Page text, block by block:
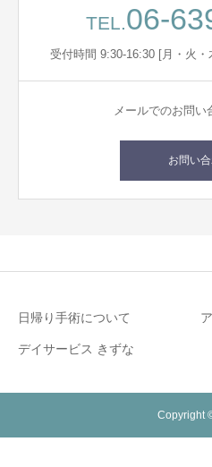
TEL.06-
受付時間 9:30-16:30 [月・火
メールでのお問い
お問い
日帰り手術について
デイサービス きずな
Copyright